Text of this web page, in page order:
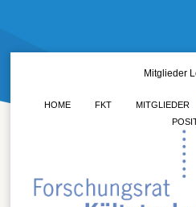
Mitglieder
HOME FKT MITGLIEDER